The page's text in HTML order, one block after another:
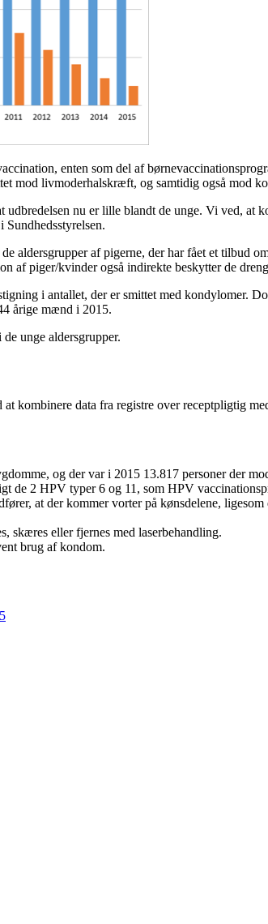
enten som del af
mod livmoderhalskræft, og samtidig også mod
nu er lille blandt de unge. Vi ved,
aldersgrupper af pigerne, der har fået et
af piger/kvinder også indirekte beskytter de
i antallet, der er smittet med kondylomer.
årige mænd i 2015.
unge aldersgrupper.
kombinere data fra registre over receptpligtig
og der var i 2015 13.817 personer der
de 2 HPV typer 6 og 11, som HPV
at der kommer vorter på kønsdelene,
skæres eller fjernes med laserbehandling.
brug af kondom.